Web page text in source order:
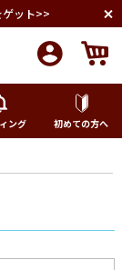
ゲット>>
ング 初めての方へ